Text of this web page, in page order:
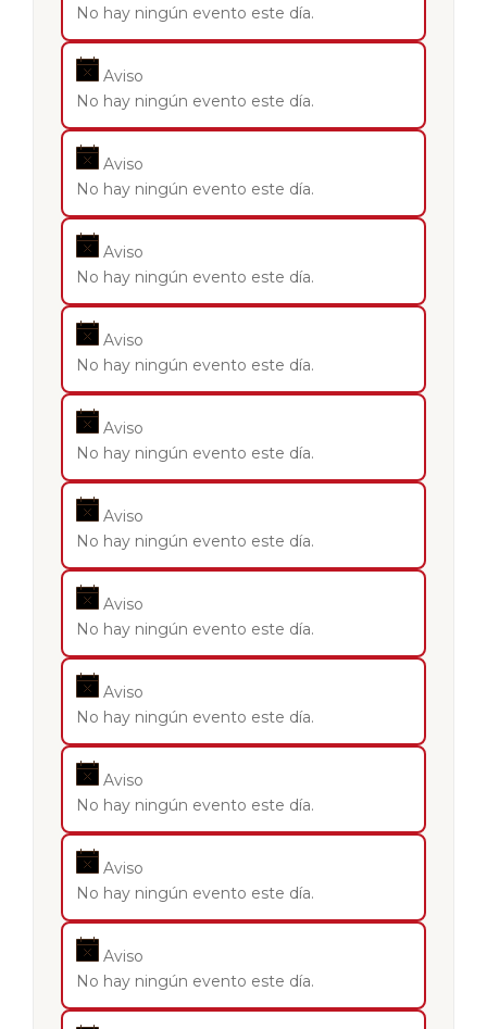
No hay ningún evento este día.
Aviso
No hay ningún evento este día.
Aviso
No hay ningún evento este día.
Aviso
No hay ningún evento este día.
Aviso
No hay ningún evento este día.
Aviso
No hay ningún evento este día.
Aviso
No hay ningún evento este día.
Aviso
No hay ningún evento este día.
Aviso
No hay ningún evento este día.
Aviso
No hay ningún evento este día.
Aviso
No hay ningún evento este día.
Aviso
No hay ningún evento este día.